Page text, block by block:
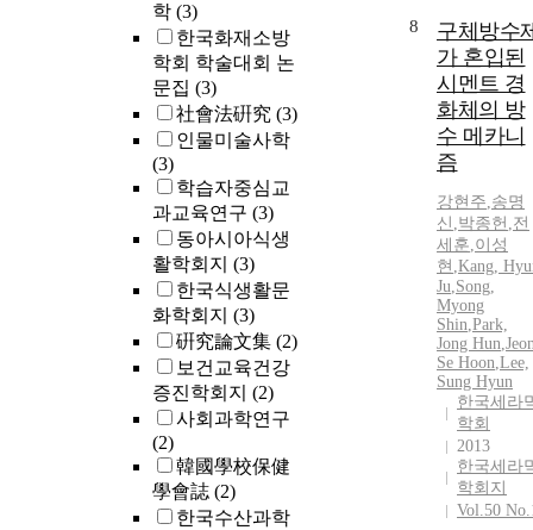
학 (3)
한국화재소방
학회 학술대회 논
문집 (3)
社會法硏究 (3)
인물미술사학
(3)
학습자중심교
과교육연구 (3)
동아시아식생
활학회지 (3)
한국식생활문
화학회지 (3)
硏究論文集 (2)
보건교육건강
증진학회지 (2)
사회과학연구
(2)
韓國學校保健
學會誌 (2)
한국수산과학
8
구체방수
가 혼입된
시멘트 경
화체의 방
수 메카니
즘
강현주,송명
신 ,박종헌 ,전
세훈,이성
현 ,Kang,
Ju,Song,
Myong
Shin,Park,
Jong Hun,
Se Hoon,Lee,
Sung Hyun
한국세라
학회
2013
한국세라
학회지
Vol.50